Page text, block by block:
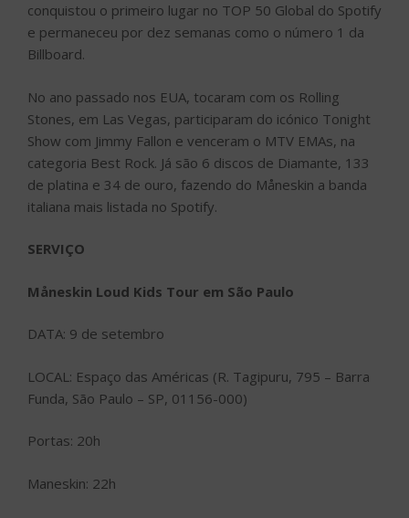
conquistou o primeiro lugar no TOP 50 Global do Spotify
e permaneceu por dez semanas como o número 1 da
Billboard.
No ano passado nos EUA, tocaram com os Rolling
Stones, em Las Vegas, participaram do icónico Tonight
Show com Jimmy Fallon e venceram o MTV EMAs, na
categoria Best Rock. Já são 6 discos de Diamante, 133
de platina e 34 de ouro, fazendo do Måneskin a banda
italiana mais listada no Spotify.
SERVIÇO
Måneskin Loud Kids Tour em São Paulo
DATA: 9 de setembro
LOCAL: Espaço das Américas (R. Tagipuru, 795 – Barra
Funda, São Paulo – SP, 01156-000)
Portas: 20h
Maneskin: 22h